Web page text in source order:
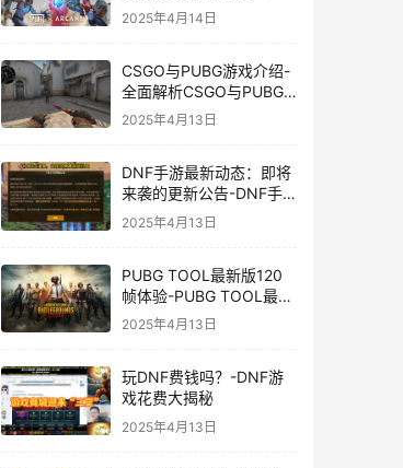
国际服中进行高效且安全
的UC充值
2025年4月14日
CSGO与PUBG游戏介绍-
全面解析CSGO与PUBG
这两款热门射击游戏
2025年4月13日
DNF手游最新动态：即将
来袭的更新公告-DNF手
游最新消息与更新时间表
2025年4月13日
PUBG TOOL最新版120
帧体验-PUBG TOOL最新
版120帧游戏体验优化
2025年4月13日
玩DNF费钱吗？-DNF游
戏花费大揭秘
2025年4月13日